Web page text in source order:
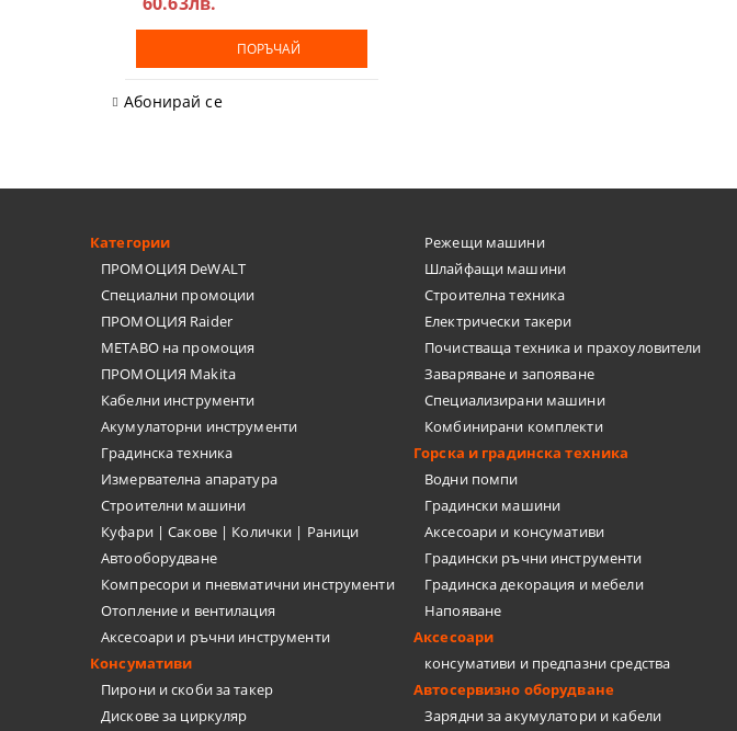
КАТИНАРИ
МАШИНИ ЗА ПЛОЧКИ
ПОРЪЧАЙ
Абонирай се
Категории
ПРОМОЦИЯ DeWALT
Специални промоции
ПРОМОЦИЯ Raider
METABO на промоция
ПРОМОЦИЯ Makita
Кабелни инструменти
Акумулаторни инструменти
Градинска техника
Измервателна апаратура
Строителни машини
Куфари | Сакове | Колички | Раници
Автооборудване
Компресори и пневматични инструменти
Отопление и вентилация
Аксесоари и ръчни инструменти
Консумативи
Пирони и скоби за такер
Дискове за циркуляр
Режещи машини
Шлайфащи машини
Строителна техника
Електрически такери
Почистваща техника и прахоуловители
Заваряване и запояване
Специализирани машини
Комбинирани комплекти
Горска и градинска техника
Водни помпи
Градински машини
Аксесоари и консумативи
Градински ръчни инструменти
Градинска декорация и мебели
Напояване
Аксесоари
консумативи и предпазни средства
Автосервизно оборудване
Зарядни за акумулатори и кабели